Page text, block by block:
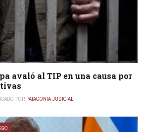
avaló al TIP en una causa por
POR PATAGONIA JUDICIAL